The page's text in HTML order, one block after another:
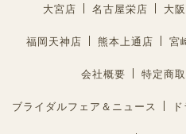
大宮店 名古屋栄店 大
福岡天神店 熊本上通店 宮
会社概要 特定商
ブライダルフェア＆ニュース